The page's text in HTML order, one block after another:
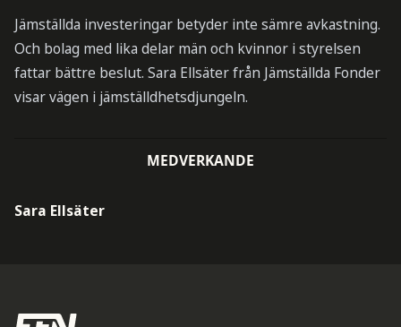
Jämställda investeringar betyder inte sämre avkastning.
Och bolag med lika delar män och kvinnor i styrelsen
fattar bättre beslut. Sara Ellsäter från Jämställda Fonder
visar vägen i jämställdhetsdjungeln.
MEDVERKANDE
Sara Ellsäter